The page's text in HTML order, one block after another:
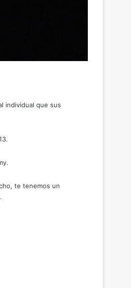
individual que sus
te tenemos un